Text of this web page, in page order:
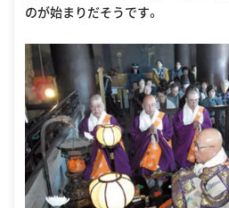
のが始まりだそうです。